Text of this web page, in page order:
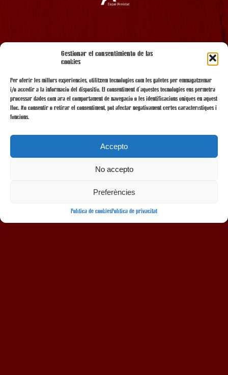
Gestionar el consentimiento de las
cookies
Per oferir les millors experiències, utilitzem tecnologies com les galetes per emmagatzemar
i/o accedir a la informació del dispositiu. El consentiment d'aquestes tecnologies ens permetrà
processar dades com ara el comportament de navegació o les identificacions úniques en aquest
lloc. No consentir o retirar el consentiment, pot afectar negativament certes característiques i
funcions.
Accepto
No accepto
Preferències
Política de cookiesPolítica de privacitat
AMB EL SUPORT
AMB LA COL·LABORACIÓ